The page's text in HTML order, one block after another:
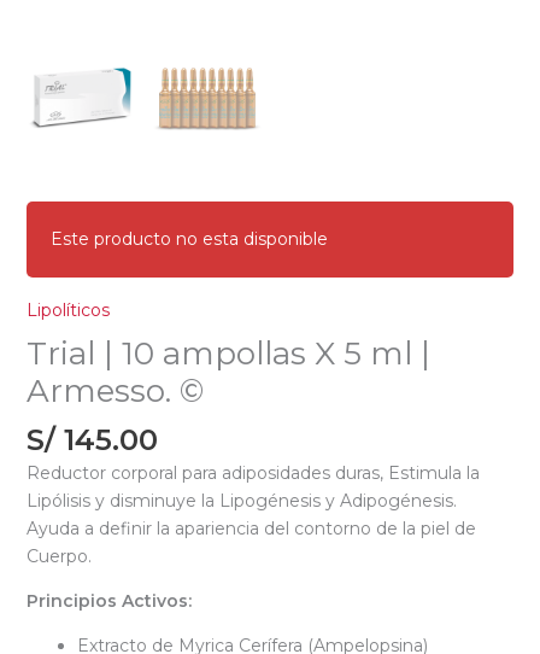
Este producto no esta disponible
Lipolíticos
Trial | 10 ampollas X 5 ml |
Armesso. ©
S/145.00
Reductor corporal para adiposidades duras, Estimula la
Lipólisis y disminuye la Lipogénesis y Adipogénesis.
Ayuda a definir la apariencia del contorno de la piel de
Cuerpo.
Principios Activos:
Extracto de Myrica Cerífera (Ampelopsina)